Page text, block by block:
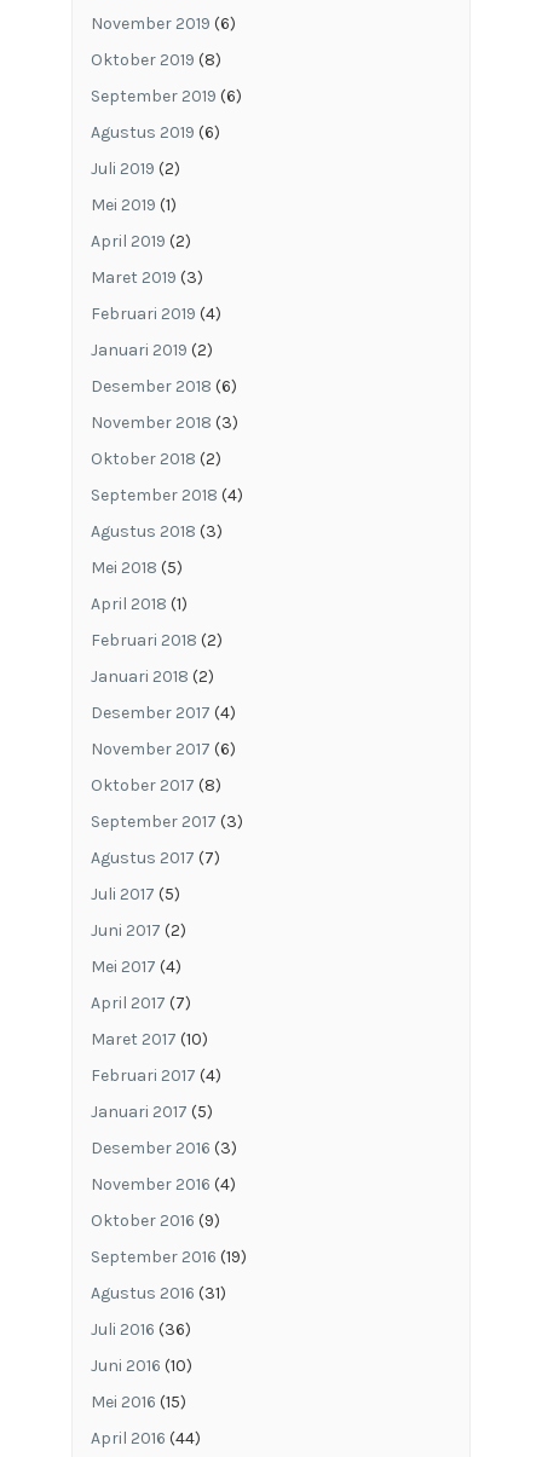
November 2019 (6)
Oktober 2019 (8)
September 2019 (6)
Agustus 2019 (6)
Juli 2019 (2)
Mei 2019 (1)
April 2019 (2)
Maret 2019 (3)
Februari 2019 (4)
Januari 2019 (2)
Desember 2018 (6)
November 2018 (3)
Oktober 2018 (2)
September 2018 (4)
Agustus 2018 (3)
Mei 2018 (5)
April 2018 (1)
Februari 2018 (2)
Januari 2018 (2)
Desember 2017 (4)
November 2017 (6)
Oktober 2017 (8)
September 2017 (3)
Agustus 2017 (7)
Juli 2017 (5)
Juni 2017 (2)
Mei 2017 (4)
April 2017 (7)
Maret 2017 (10)
Februari 2017 (4)
Januari 2017 (5)
Desember 2016 (3)
November 2016 (4)
Oktober 2016 (9)
September 2016 (19)
Agustus 2016 (31)
Juli 2016 (36)
Juni 2016 (10)
Mei 2016 (15)
April 2016 (44)